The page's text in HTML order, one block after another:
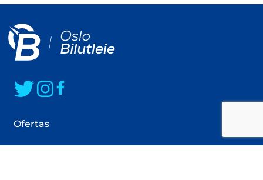
lujo pueden elegir entre nuestros vehículos
elegantes, confortables y prestigiosos. Para
grupos más grandes de viajeros, disponemos de
minibuses espaciosos tanto para los pasajeros
automática. La elección siempre está en tus
manos, pero estaremos encantados de ayudarte
máxima satisfacción al conducir.
Ofertas